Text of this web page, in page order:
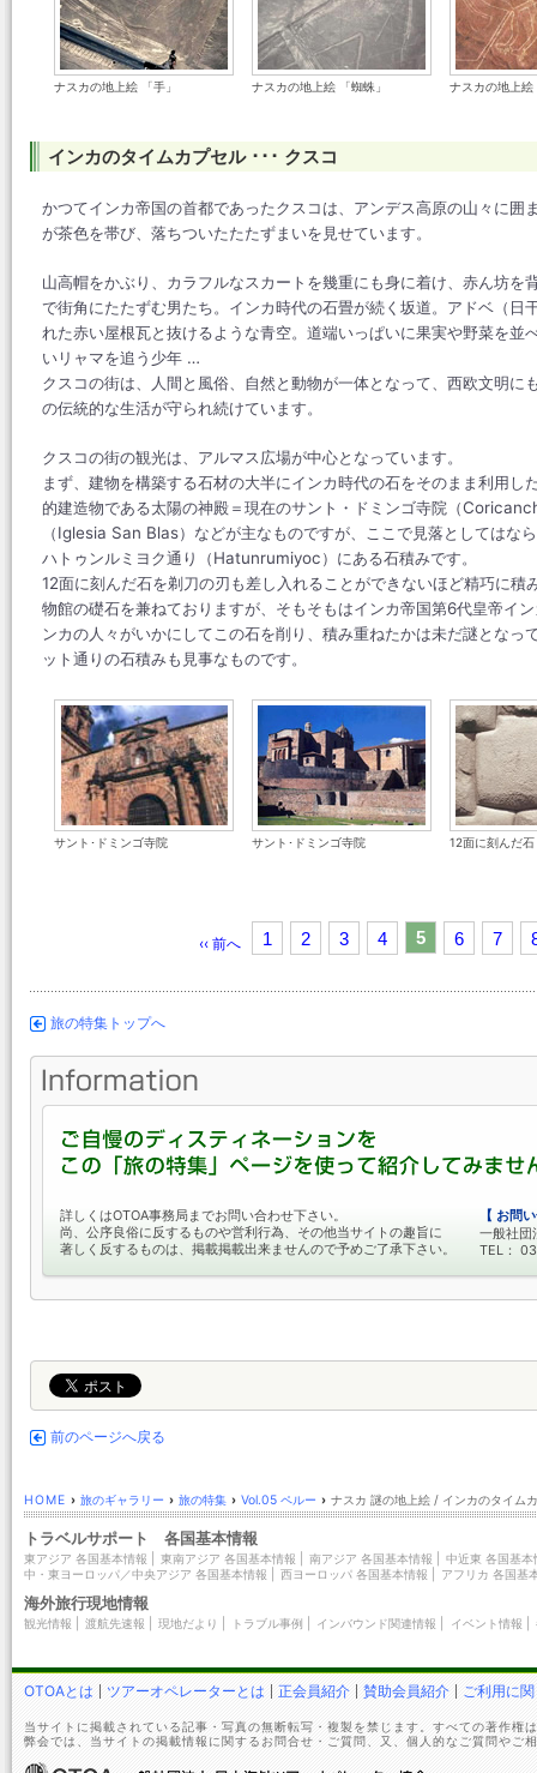
ナスカの地上絵 「手」 ナスカの地上絵 「蜘蛛」 ナスカの地上絵
インカのタイムカプセル ･･･ クスコ
かつてインカ帝国の首都であったクスコは、アンデス高原の山々に
が茶色を帯び、落ちついたたたずまいを見せています。
山高帽をかぶり、カラフルなスカートを幾重にも身に着け、赤ん坊
で街角にたたずむ男たち。インカ時代の石畳が続く坂道。アドベ（日
れた赤い屋根瓦と抜けるような青空。道端いっぱいに果実や野菜を
いリャマを追う少年 …
クスコの街は、人間と風俗、自然と動物が一体となって、西欧文明
の伝統的な生活が守られ続けています。
クスコの街の観光は、アルマス広場が中心となっています。
まず、建物を構築する石材の大半にインカ時代の石をそのまま利用
的建造物である太陽の神殿＝現在のサント・ドミンゴ寺院（
（Iglesia San Blas）などが主なものですが、ここで見落としてはな
ハトゥンルミヨク通り（Hatunrumiyoc）にある石積みです。
12面に刻んだ石を剃刀の刃も差し入れることができないほど精巧に
物館の礎石を兼ねておりますが、そもそもはインカ帝国第6代皇帝イ
ンカの人々がいかにしてこの石を削り、積み重ねたかは未だ謎とな
ット通りの石積みも見事なものです。
サント･ドミンゴ寺院 サント･ドミンゴ寺院 12面に刻んだ石
‹‹ 前へ 1 2 3 4 5 6 7
旅の特集トップへ
詳しくはOTOA事務局までお問い合わせ下さい。
尚、公序良俗に反するものや営利行為、その他当サイトの趣旨に
著しく反するものは、掲載掲載出来ませんので予めご了承下さい。
【 お問
一般社
TEL：
前のページへ戻る
HOME › 旅のギャラリー › 旅の特集 › Vol.05 ペルー › ナスカ 謎の地上絵 / インカのタイム
トラベルサポート 各国基本情報
東アジア 各国基本情報 東南アジア 各国基本情報 南アジア 各国基本情報
中近東 各国基本
中・東ヨーロッパ／中央アジア 各国基本情報
西ヨーロッパ 各国基本情報 アフリカ 各国基
海外旅行現地情報
観光情報 渡航先速報 現地だより トラブル事例 インバウンド関連情報 イベント情報
OTOAとは ツアーオペレーターとは 正会員紹介 賛助会員紹介 ご利用に
当サイトに掲載されている記事・写真の無断転写・複製を禁じます。すべての著作権
弊会では、当サイトの掲載情報に関するお問合せ・ご質問、又、個人的なご質問やご